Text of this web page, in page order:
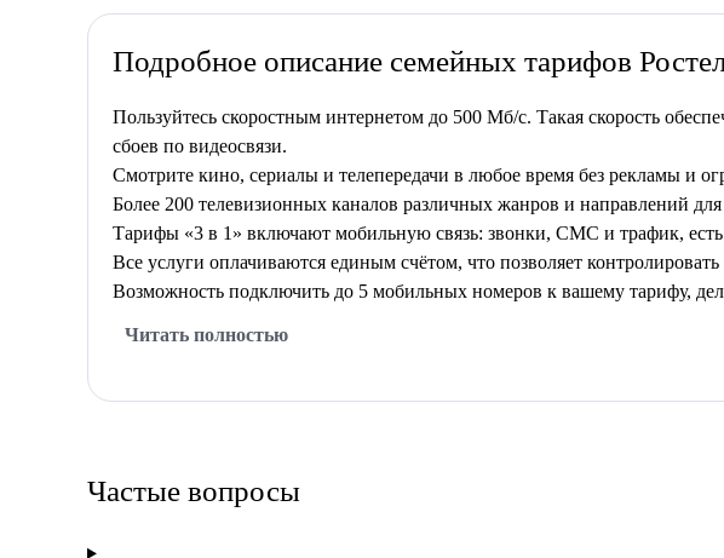
Подробное описание семейных тарифов
Пользуйтесь скоростным интернетом до 500 Мб/с. Такая скорость
сбоев по видеосвязи.
Смотрите кино, сериалы и телепередачи в любое время без рекламы и
Более 200 телевизионных каналов различных жанров и направлений для
Тарифы «3 в 1» включают мобильную связь: звонки, СМС и трафик,
Все услуги оплачиваются единым счётом, что позволяет
Возможность подключить до 5 мобильных номеров к вашему тарифу,
Читать полностью
СМС и мобильного интернета. Плата за первый и второй номер уже
Частые вопросы